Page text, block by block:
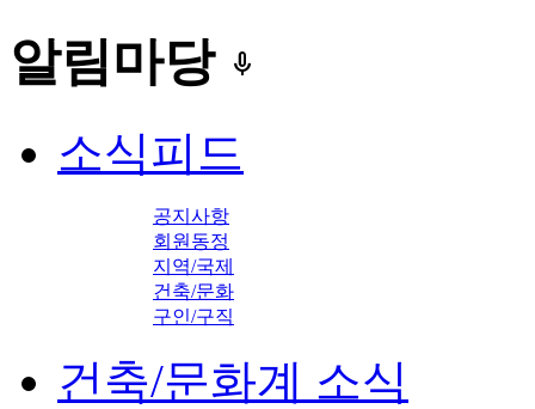
알림마당 keyboard_voice
소식피드
공지사항
회원동정
지역/국제
건축/문화
구인/구직
건축/문화계 소식